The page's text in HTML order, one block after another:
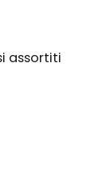
assortiti